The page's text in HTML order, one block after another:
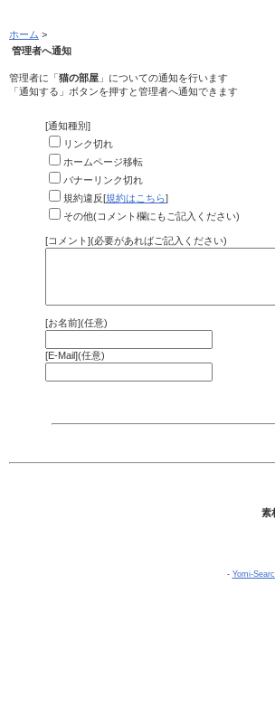
ホーム >
管理者へ通知
管理者に「猫の部屋 」についての通知を行います
「通知する」ボタンを押すと管理者へ通知できます
[通知種別]
リンク切れ
ホームページ移転
バナーリンク切れ
規約違反[規約はこちら]
その他(コメント欄にもご記入ください)
[コメント](必要があればご記入ください)
[お名前](任意)
[E-Mail](任意)
素
- Yomi-